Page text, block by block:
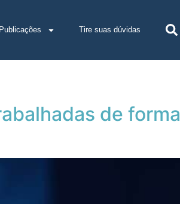
Publicações Tire suas dúvidas
de forma